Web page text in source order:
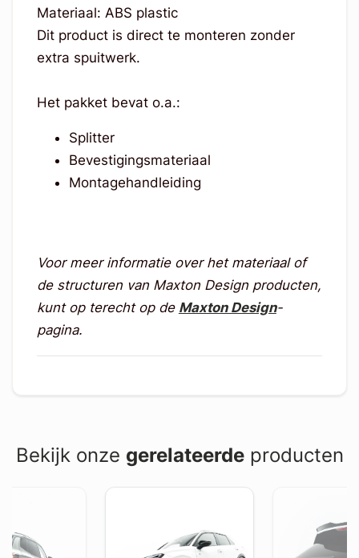
Materiaal: ABS plastic
Dit product is direct te monteren zonder
extra spuitwerk.
Het pakket bevat o.a.:
Splitter
Bevestigingsmateriaal
Montagehandleiding
Voor meer informatie over het materiaal of
de structuren van Maxton Design producten,
kunt op terecht op de Maxton Design-
pagina.
Bekijk onze gerelateerdeproducten